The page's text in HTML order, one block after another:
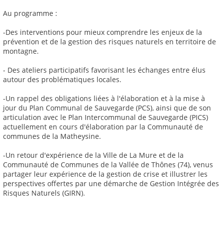
Au programme :
-Des interventions pour mieux comprendre les enjeux de la
prévention et de la gestion des risques naturels en territoire de
montagne.
- Des ateliers participatifs favorisant les échanges entre élus
autour des problématiques locales.
-Un rappel des obligations liées à l'élaboration et à la mise à
jour du Plan Communal de Sauvegarde (PCS), ainsi que de son
articulation avec le Plan Intercommunal de Sauvegarde (PICS)
actuellement en cours d'élaboration par la Communauté de
communes de la Matheysine.
-Un retour d'expérience de la Ville de La Mure et de la
Communauté de Communes de la Vallée de Thônes (74), venus
partager leur expérience de la gestion de crise et illustrer les
perspectives offertes par une démarche de Gestion Intégrée des
Risques Naturels (GIRN).